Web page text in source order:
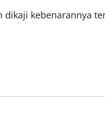
kebenarannya